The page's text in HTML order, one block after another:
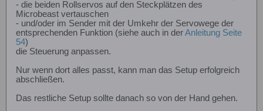
- die beiden Rollservos auf den Steckplätzen des
Microbeast vertauschen
- und/oder im Sender mit der Umkehr der Servowege der
entsprechenden Funktion (siehe auch in derAnleitung Seite
54)
die Steuerung anpassen.
Nur wenn dort alles passt, kann man das Setup erfolgreich
abschließen.
Das restliche Setup sollte danach so von der Hand gehen.